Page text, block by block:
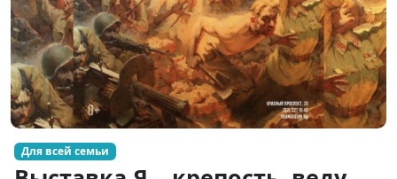
Для всей семьи